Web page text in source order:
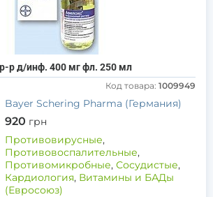
р д/инф. 400 мг фл. 250 мл
Код товара: 1009949
Bayer Schering Pharma (Германия)
920 грн
Противовирусные,
Противовоспалительные,
Противомикробные, Сосудистые,
Кардиология, Витамины и БАДы
(Евросоюз)